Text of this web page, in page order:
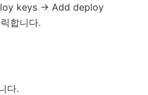
keys -> Add deploy
합니다.
다.